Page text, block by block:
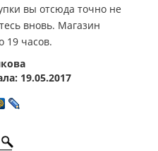
вы отсюда точно не
вновь. Магазин
19 часов.
19.05.2017